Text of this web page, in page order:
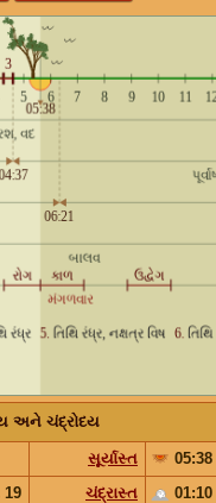
અને ચંદ્રોદય
સૂર્યાસ્ત
05:38
ચંદ્રાસ્ત 01:10